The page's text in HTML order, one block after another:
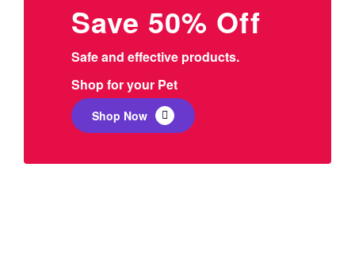
Save 50% Off
Safe and effective products.
Shop for your Pet
Shop Now